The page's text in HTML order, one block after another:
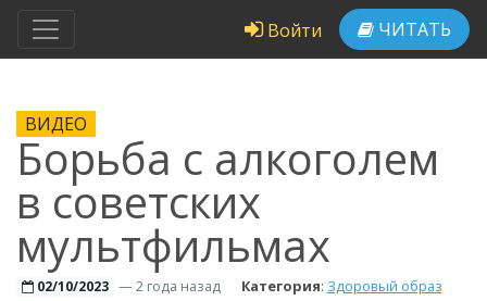
Войти ЧИТАТЬ
ВИДЕО
Борьба с алкоголем
в советских
мультфильмах
02/10/2023 —2 года назад Категория: Здоровый образ